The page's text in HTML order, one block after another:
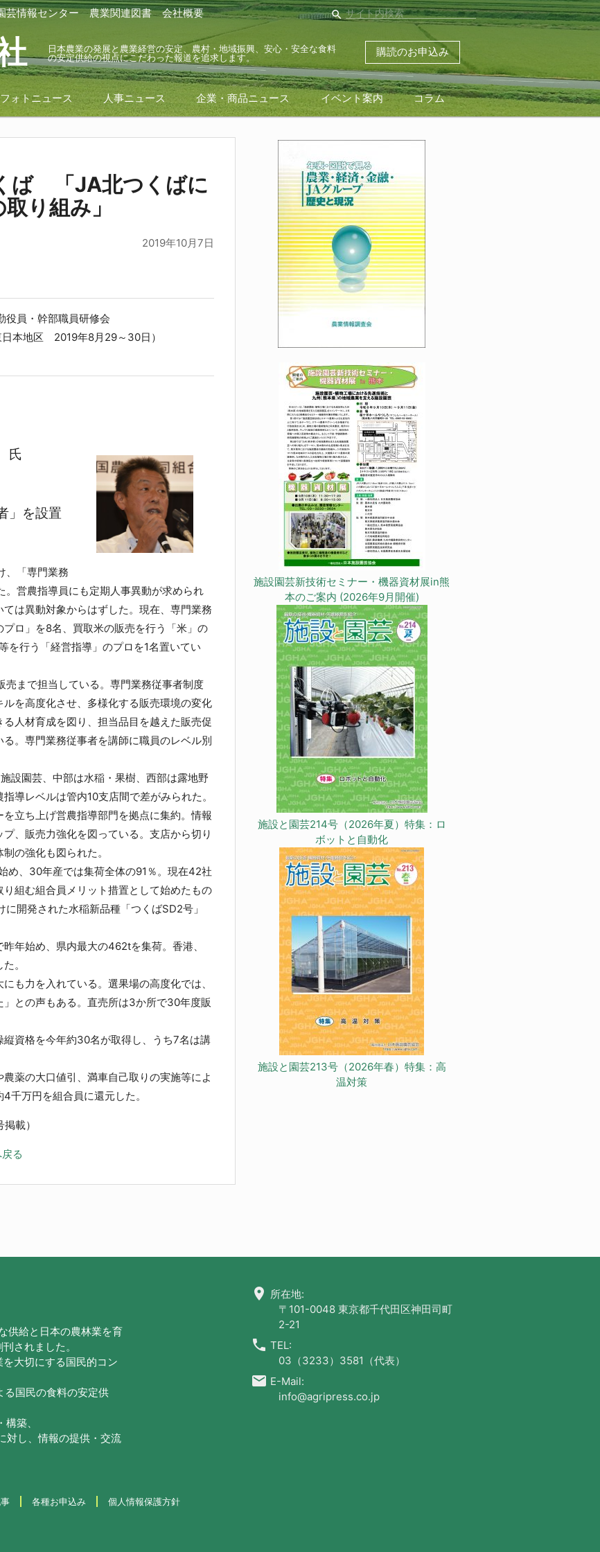
芸情報センター 農業関連図書 会社概要 search
日本農業の発展と農業経営の安定、農村・地域振興、安心・安全な食料
の安定供給の視点にこだわった報道を追求します。
購読のお申込み
フォトニュース 人事ニュース 企業・商品ニュース イベント案内 コラム
ば 「JA北つくばに
り組み」
2019年10月7日
員・幹部職員研修会
本地区 2019年8月29～30日）
氏
」を設置
、「専門業務
営農指導員にも定期人事異動が求められ
は異動対象からはずした。現在、専門業務
ロ」を8名、買取米の販売を行う「米」の
を行う「経営指導」のプロを1名置いてい
まで担当している。専門業務従事者制度
を高度化させ、多様化する販売環境の変化
人材育成を図り、担当品目を越えた販売促
。専門業務従事者を講師に職員のレベル別
設園芸、中部は水稲・果樹、西部は露地野
導レベルは管内10支店間で差がみられた。
立ち上げ営農指導部門を拠点に集約。情報
、販売力強化を図っている。支店から切り
の強化も図られた。
め、30年産では集荷全体の91％。現在42社
組む組合員メリット措置として始めたもの
開発された水稲新品種「つくばSD2号」
年始め、県内最大の462tを集荷。香港、
。
も力を入れている。選果場の高度化では、
との声もある。直売所は3か所で30年度販
資格を今年約30名が取得し、うち7名は講
薬の大口値引、満車自己取りの実施等によ
千万円を組合員に還元した。
載）
る
施設園芸新技術セミナー・機器資材展in熊
本のご案内 (2026年9月開催)
施設と園芸214号（2026年夏）特集：ロ
ボットと自動化
施設と園芸213号（2026年春）特集：高
温対策
供給と日本の農林業を育
されました。
大切にする国民的コン
る国民の食料の安定供
築、
対し、情報の提供・交流
location_on 所在地:
〒101-0048 東京都千代田区神田司町
2-21
call TEL:
03（3233）3581（代表）
email E-Mail:
info@agripress.co.jp
各種お申込み 個人情報保護方針